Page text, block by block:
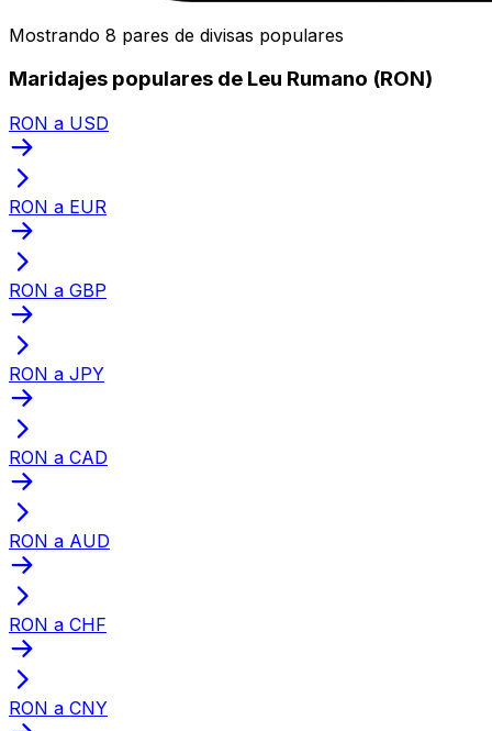
Mostrando 8 pares de divisas populares
Maridajes populares de Leu Rumano (RON)
RON a USD
RON a EUR
RON a GBP
RON a JPY
RON a CAD
RON a AUD
RON a CHF
RON a CNY